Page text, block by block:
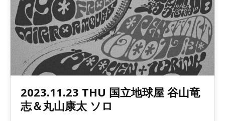
2023.11.23 THU 国立地球屋 谷山竜
志＆丸山康太 ソロ